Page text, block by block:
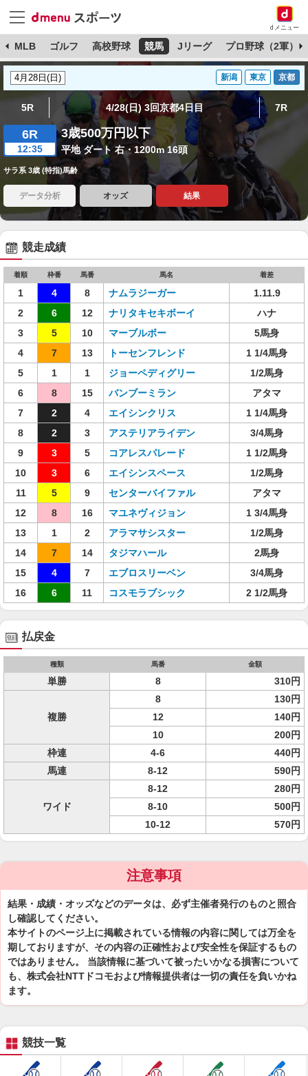
dメニュー
MLB ゴルフ 高校野球 競馬 Jリーグ プロ野球（2軍）
新潟 東京 京都
5R 4/28(日) 3回京都4日目 7R
6R
12:35
3歳500万円以下
平地 ダート 右・1200m 16頭
サラ系 3歳 (特指)馬齢
データ分析 オッズ 結果
競走成績
着順 枠番 馬番 馬名 着差
1 4 8 ナムラジーガー
1.11.9
2
6 12 ナリタキセキボーイ
ハナ
3
5 10 マーブルボー
5馬身
4
7 13 トーセンフレンド
1 1/4馬身
5
1 1 ジョーペディグリー
1/2馬身
6
8 15 バンブーミラン
アタマ
7
2 4 エイシンクリス
1 1/4馬身
8
2 3 アステリアライデン
3/4馬身
9
3 5 コアレスパレード
1 1/2馬身
10
3 6 エイシンスペース
1/2馬身
11
5 9 センターバイファル
アタマ
12
8 16 マユネヴィジョン
1 3/4馬身
13
1 2 アラマサシスター
1/2馬身
14
7 14 タジマハール
2馬身
15
4 7 エブロスリーベン
3/4馬身
16
6 11 コスモラブシック 2 1/2馬身
払戻金
種類 馬番 金額
単勝 8 310円
複勝
8
130円
12
140円
10
200円
枠連
4-6
440円
馬連
8-12 590円
ワイド
8-12
280円
8-10
500円
10-12
570円
注意事項
結果・成績・オッズなどのデータは、必ず主催者発行のものと照合
し確認してください。
本サイトのページ上に掲載されている情報の内容に関しては万全を
期しておりますが、その内容の正確性および安全性を保証するもの
ではありません。 当該情報に基づいて被ったいかなる損害について
も、株式会社NTTドコモおよび情報提供者は一切の責任を負いかね
ます。
競技一覧